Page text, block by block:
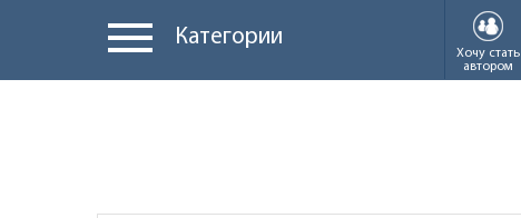
Категории
Хочу стать
автором